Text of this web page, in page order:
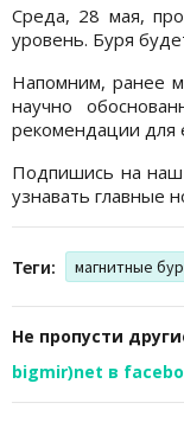
Среда, 28 мая,
уровень. Буря
Напомним, ранее
научно
рекомендации для
Подпишись на наш
узнавать главные
Теги: магнитные
Не пропусти
bigmir)net в